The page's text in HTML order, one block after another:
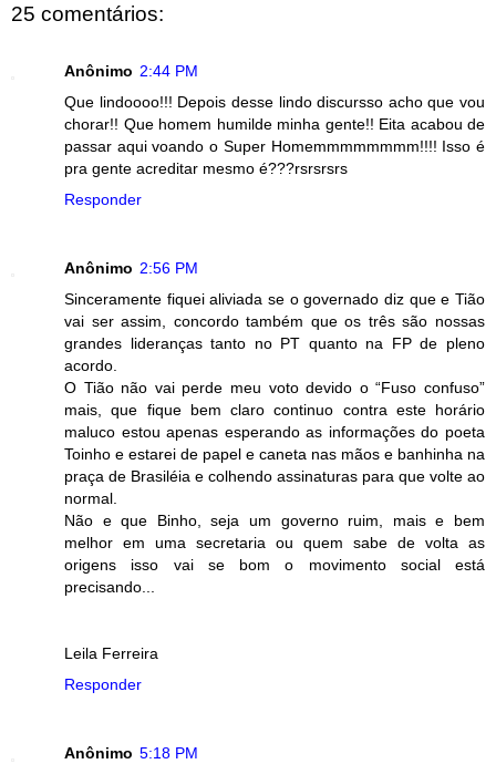
25 comentários:
Anônimo 2:44 PM
Que lindoooo!!! Depois desse lindo discursso acho que vou
chorar!! Que homem humilde minha gente!! Eita acabou de
passar aqui voando o Super Homemmmmmmmm!!!! Isso é
pra gente acreditar mesmo é???rsrsrsrs
Responder
Anônimo 2:56 PM
Sinceramente fiquei aliviada se o governado diz que e Tião
vai ser assim, concordo também que os três são nossas
grandes lideranças tanto no PT quanto na FP de pleno
acordo.
O Tião não vai perde meu voto devido o “Fuso confuso”
mais, que fique bem claro continuo contra este horário
maluco estou apenas esperando as informações do poeta
Toinho e estarei de papel e caneta nas mãos e banhinha na
praça de Brasiléia e colhendo assinaturas para que volte ao
normal.
Não e que Binho, seja um governo ruim, mais e bem
melhor em uma secretaria ou quem sabe de volta as
origens isso vai se bom o movimento social está
precisando...
Leila Ferreira
Responder
Anônimo 5:18 PM